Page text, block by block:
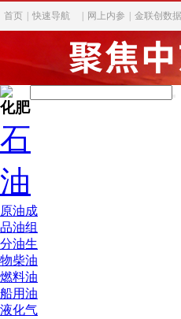
首页 快速导航 网上内参 金联创数
化肥
石
油
原油成
品油组
分油生
物柴油
燃料油
船用油
液化气